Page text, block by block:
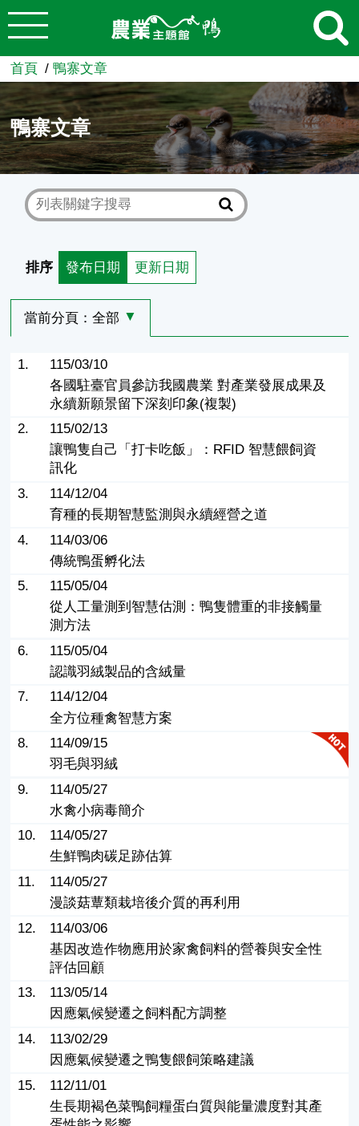
跳到主要內容
農業知識入口網
首頁 鴨寨文章
鴨寨文章
排序 發布日期 更新日期
當前分頁：全部 選擇其他分頁
1.
115/03/10
各國駐臺官員參訪我國農業 對產業發展成果及
永續新願景留下深刻印象(複製)
2.
115/02/13
讓鴨隻自己「打卡吃飯」：RFID 智慧餵飼資
訊化
3.
114/12/04
育種的長期智慧監測與永續經營之道
4.
114/03/06
傳統鴨蛋孵化法
5.
115/05/04
從人工量測到智慧估測：鴨隻體重的非接觸量
測方法
6.
115/05/04
認識羽絨製品的含絨量
7.
114/12/04
全方位種禽智慧方案
8.
114/09/15
羽毛與羽絨
9.
114/05/27
水禽小病毒簡介
10.
114/05/27
生鮮鴨肉碳足跡估算
11.
114/05/27
漫談菇蕈類栽培後介質的再利用
12.
114/03/06
基因改造作物應用於家禽飼料的營養與安全性
評估回顧
13.
113/05/14
因應氣候變遷之飼料配方調整
14.
113/02/29
因應氣候變遷之鴨隻餵飼策略建議
15.
112/11/01
生長期褐色菜鴨飼糧蛋白質與能量濃度對其產